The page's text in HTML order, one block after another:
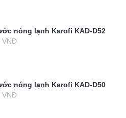
nóng lạnh Karofi KAD-D52
VNĐ
nóng lạnh Karofi KAD-D50
VNĐ